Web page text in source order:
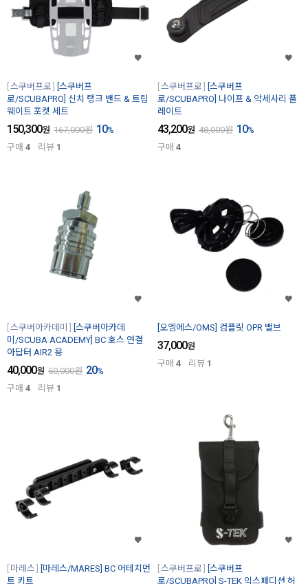
스쿠버프로
[스쿠버프
로/SCUBAPRO] 신치 탱크 밴드 & 트림
웨이트 포켓 세트
150,300원 167,000원 10%
구매 4 리뷰 1
스쿠버프로
[스쿠버프
로/SCUBAPRO] 나이프 & 악세사리 플
레이트
43,200원 48,000원 10%
구매 4
스쿠버아카데미
[스쿠버아카데
미/SCUBA ACADEMY] BC 호스 연결
아답터 AIR2 용
40,000원 50,000원 20%
구매 4 리뷰 1
[오엠에스/OMS] 컴플릿 OPR 밸브
37,000원
구매 4 리뷰 1
마레스
[마레스/MARES] BC 어테치먼
트 키트
스쿠버프로
[스쿠버프
로/SCUBAPRO] S-TEK 익스페디션 허